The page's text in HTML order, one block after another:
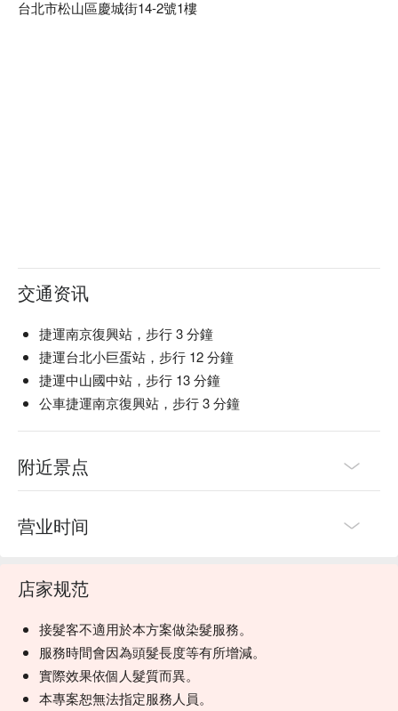
台北市松山區慶城街14-2號1樓
交通资讯
捷運南京復興站，步行 3 分鐘
捷運台北小巨蛋站，步行 12 分鐘
捷運中山國中站，步行 13 分鐘
公車捷運南京復興站，步行 3 分鐘
附近景点
营业时间
店家规范
接髮客不適用於本方案做染髮服務。
服務時間會因為頭髮長度等有所增減。
實際效果依個人髮質而異。
本專案恕無法指定服務人員。